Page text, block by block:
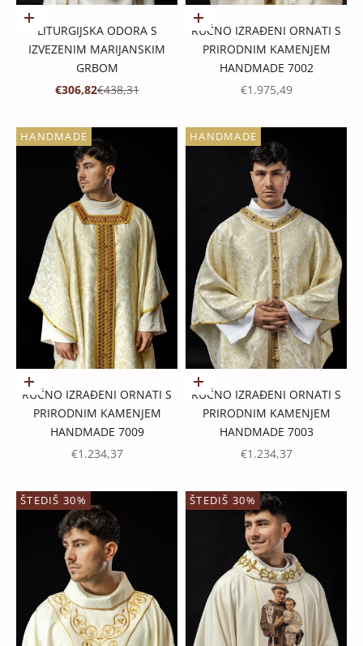
Dodaj u košaricu
LITURGIJSKA ODORA S
IZVEZENIM MARIJANSKIM
GRBOM
PROMOTIVNA CIJENA
€306,82REDOVNA CIJENA
€438,31
Dodaj u košaricu
RUČNO IZRAĐENI ORNATI S
PRIRODNIM KAMENJEM
HANDMADE 7002
PROMOTIVNA CIJENA
€1.975,49
HANDMADE
Dodaj u košaricu
RUČNO IZRAĐENI ORNATI S
PRIRODNIM KAMENJEM
HANDMADE 7009
PROMOTIVNA CIJENA
€1.234,37
HANDMADE
Dodaj u košaricu
RUČNO IZRAĐENI ORNATI S
PRIRODNIM KAMENJEM
HANDMADE 7003
PROMOTIVNA CIJENA
€1.234,37
ŠTEDIŠ 30% ŠTEDIŠ 30%